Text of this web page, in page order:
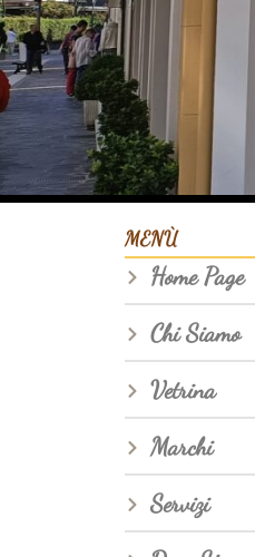
MENÙ
Home Page
Chi Siamo
Vetrina
Marchi
Servizi